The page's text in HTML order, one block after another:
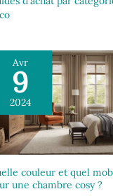
Avr
9
2024
couleur et quel
une chambre cosy ?